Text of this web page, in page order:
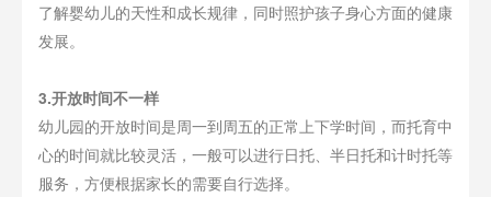
了解婴幼儿的天性和成长规律，同时照护孩子身心方面的健康
发展。
3.开放时间不一样
幼儿园的开放时间是周一到周五的正常上下学时间，而托育中
心的时间就比较灵活，一般可以进行日托、半日托和计时托等
服务，方便根据家长的需要自行选择。